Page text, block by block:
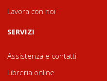
Lavora con noi
SERVIZI
Assistenza e contatti
Libreria online